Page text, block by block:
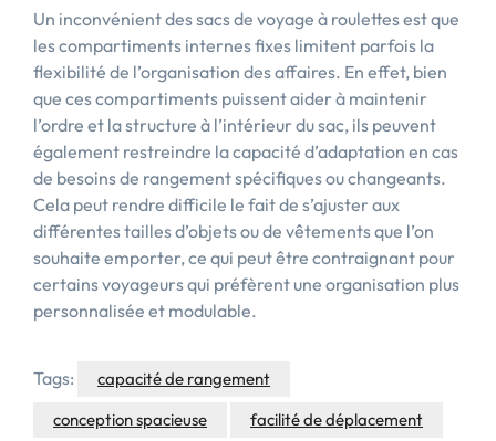
Un inconvénient des sacs de voyage à roulettes est que
les compartiments internes fixes limitent parfois la
flexibilité de l’organisation des affaires. En effet, bien
que ces compartiments puissent aider à maintenir
l’ordre et la structure à l’intérieur du sac, ils peuvent
également restreindre la capacité d’adaptation en cas
de besoins de rangement spécifiques ou changeants.
Cela peut rendre difficile le fait de s’ajuster aux
différentes tailles d’objets ou de vêtements que l’on
souhaite emporter, ce qui peut être contraignant pour
certains voyageurs qui préfèrent une organisation plus
personnalisée et modulable.
Tags:
capacité de rangement
conception spacieuse
facilité de déplacement